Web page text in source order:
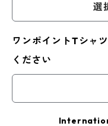
選
ワンポイントTシャ
ください